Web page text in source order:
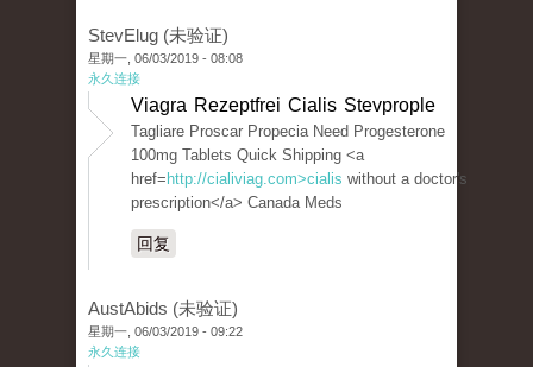
StevElug (未验证)
星期一, 06/03/2019 - 08:08
永久连接
Viagra Rezeptfrei Cialis Stevprople
Tagliare Proscar Propecia Need Progesterone
100mg Tablets Quick Shipping <a
href= http://cialiviag.com>cialis without a doctor's
prescription</a> Canada Meds
回复
AustAbids (未验证)
星期一, 06/03/2019 - 09:22
永久连接